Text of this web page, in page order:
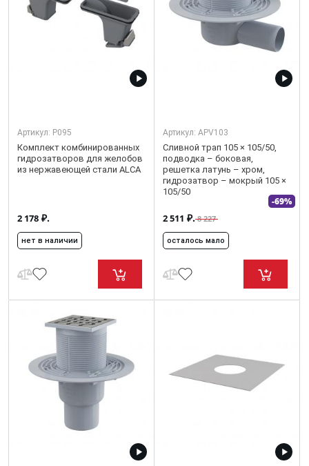
Артикул: P095
Комплект комбинированных
гидрозатворов для желобов
из нержавеющей стали ALCA
2 178 ₽.
нет в наличии
Артикул: APV103
Сливной трап 105 × 105/50,
подводка – боковая,
решетка латунь – хром,
гидрозатвор – мокрый 105 ×
105/50
2 511 ₽.
-69%
8 227
осталось мало